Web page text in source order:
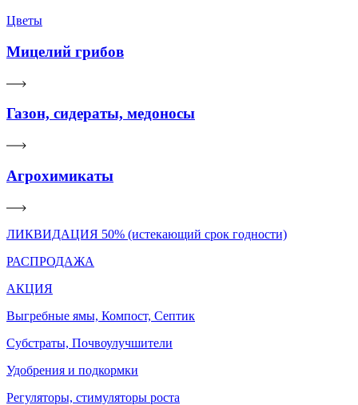
Цветы
Мицелий грибов
Газон, сидераты, медоносы
Агрохимикаты
ЛИКВИДАЦИЯ 50% (истекающий срок годности)
РАСПРОДАЖА
АКЦИЯ
Выгребные ямы, Компост, Септик
Субстраты, Почвоулучшители
Удобрения и подкормки
Регуляторы, стимуляторы роста